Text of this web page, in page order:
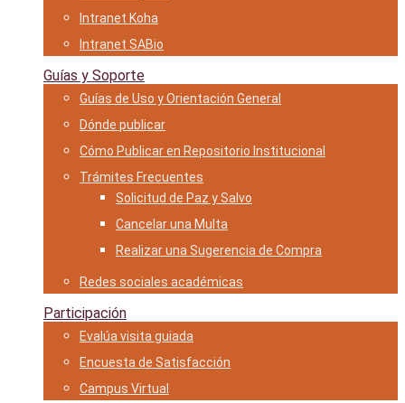
Intranet Koha
Intranet SABio
Guías y Soporte
Guías de Uso y Orientación General
Dónde publicar
Cómo Publicar en Repositorio Institucional
Trámites Frecuentes
Solicitud de Paz y Salvo
Cancelar una Multa
Realizar una Sugerencia de Compra
Redes sociales académicas
Participación
Evalúa visita guiada
Encuesta de Satisfacción
Campus Virtual